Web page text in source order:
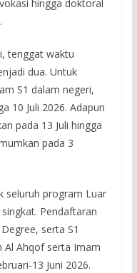
hingga doktoral
tenggat waktu
dua. Untuk
S1 dalam negeri,
10 Juli 2026. Adapun
pada 13 Juli hingga
pada 3
seluruh program Luar
Pendaftaran
serta S1
Al Ahqof serta Imam
13 Juni 2026.